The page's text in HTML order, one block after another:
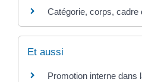
Catégorie, corps, cadre
Et aussi
Promotion interne dans